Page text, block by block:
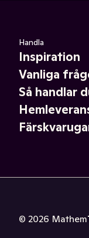
Handla
Inspiration
Vanliga
Så handlar
© 2026 Mathem